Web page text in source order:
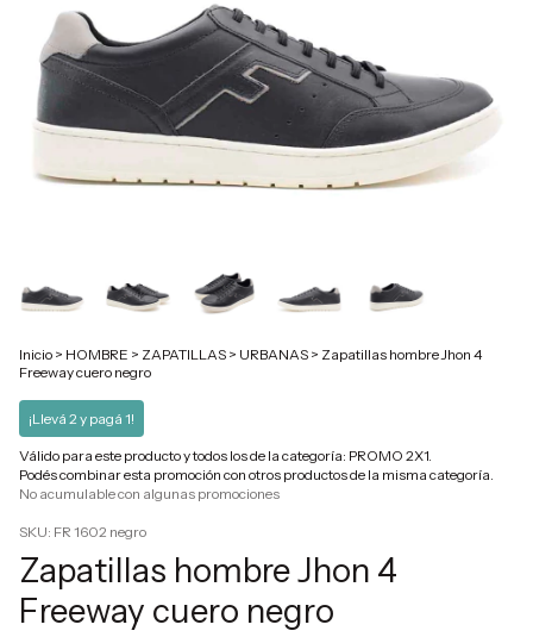
Inicio > HOMBRE > ZAPATILLAS > URBANAS > Zapatillas hombre Jhon 4
Freeway cuero negro
¡Llevá 2 y pagá 1!
Válido para este producto y todos los de la categoría: PROMO 2X1.
Podés combinar esta promoción con otros productos de la misma categoría.
No acumulable con algunas promociones
SKU: FR 1602 negro
Zapatillas hombre Jhon 4
Freeway cuero negro